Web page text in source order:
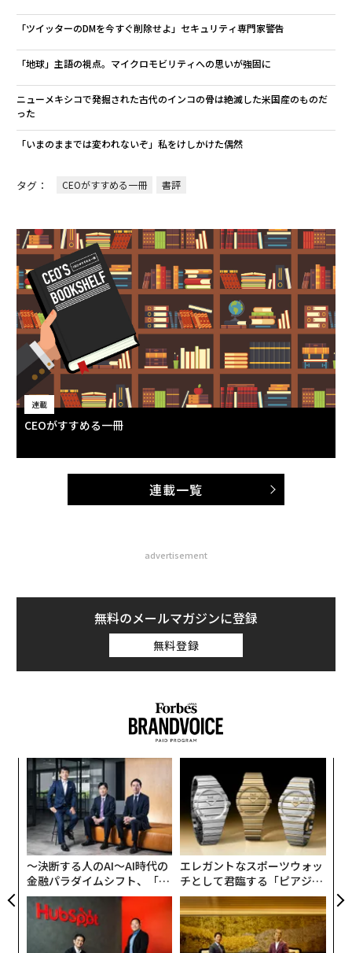
「ツイッターのDMを今すぐ削除せよ」セキュリティ専門家警告
「地球」主語の視点。マイクロモビリティへの思いが強固に
ニューメキシコで発掘された古代のインコの骨は絶滅した米国産のものだ
った
「いまのままでは変われないぞ」私をけしかけた偶然
タグ： CEOがすすめる一冊 書評
連載
CEOがすすめる一冊
連載一覧
advertisement
無料のメールマガジンに登録
無料登録
〜決断する人のAI〜AI時代の
金融パラダイムシフト、「超
個別化」の核心 【MUFG×ウ
ェルスナビ×PwC】
エレガントなスポーツウォッ
チとして君臨する「ピアジ
ェ」ポロの魅力